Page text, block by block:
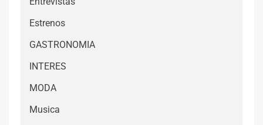
Estrenos
GASTRONOMIA
INTERES
MODA
Musica